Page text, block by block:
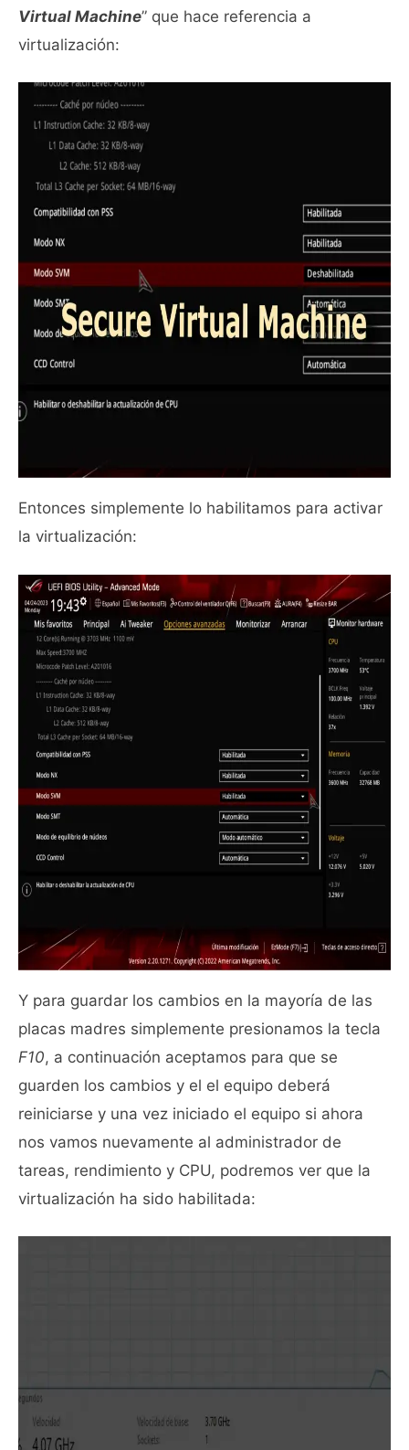
Virtual Machine” que hace referencia a
virtualización:
Entonces simplemente lo habilitamos para activar
la virtualización:
Y para guardar los cambios en la mayoría de las
placas madres simplemente presionamos la tecla
F10, a continuación aceptamos para que se
guarden los cambios y el el equipo deberá
reiniciarse y una vez iniciado el equipo si ahora
nos vamos nuevamente al administrador de
tareas, rendimiento y CPU, podremos ver que la
virtualización ha sido habilitada: